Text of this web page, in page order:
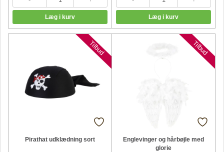
Pirathat udklædning sort
Tilbud
Englevinger og hårbøjle med
glorie
Tilbud